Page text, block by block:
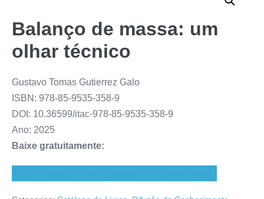
Balanço de massa: um
olhar técnico
Gustavo Tomas Gutierrez Galo
ISBN: 978-85-9535-358-9
DOI: 10.36599/itac-978-85-9535-358-9
Ano: 2025
Baixe gratuitamente: